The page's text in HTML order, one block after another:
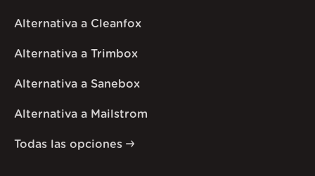
Alternativa a Cleanfox
Alternativa a Trimbox
Alternativa a Sanebox
Alternativa a Mailstrom
Todas las opciones